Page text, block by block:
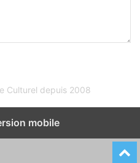
Culturel depuis 2008
mobile